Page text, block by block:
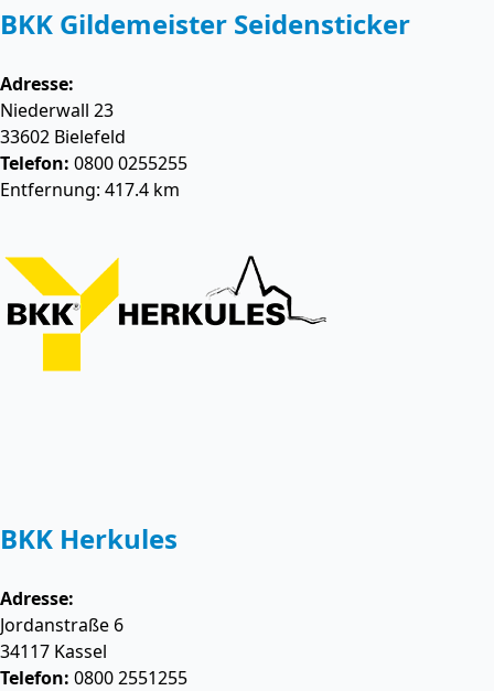
BKK Gildemeister Seidensticker
Adresse:
Niederwall 23
33602 Bielefeld
Telefon: 0800 0255255
Entfernung: 417.4 km
BKK Herkules
Adresse:
Jordanstraße 6
34117 Kassel
Telefon: 0800 2551255